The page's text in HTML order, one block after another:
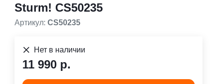
Sturm! CS50235
Артикул: CS50235
Нет в наличии
11 990 р.